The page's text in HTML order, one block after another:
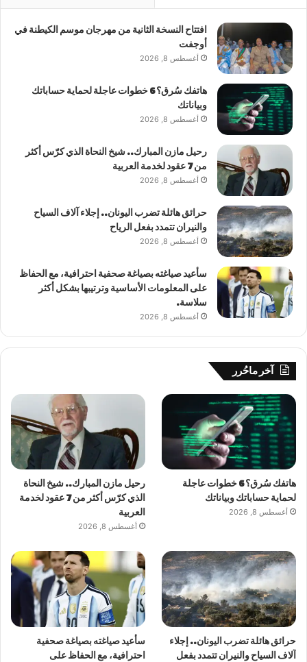
افتتاح النسخة الثانية من مهرجان موسم الكيطنة في
أوجفت
أغسطس 8, 2026
هاتفك سُرق؟ 6 خطوات عاجلة لحماية حساباتك
وبياناتك
أغسطس 8, 2026
رحيل مازن المبارك.. شيخ النحاة الذي كرّس أكثر
من 7 عقود لخدمة العربية
أغسطس 8, 2026
حرائق هائلة تضرب اليونان.. إجلاء آلاف السياح
والنيران تتمدد بفعل الرياح
أغسطس 8, 2026
سأعيد صياغته بصياغة صحفية احترافية، مع الحفاظ
على المعلومات الأساسية وترتيبها بشكل أكثر
سلاسة.
أغسطس 8, 2026
آخر ماحُرر
هاتفك سُرق؟ 6 خطوات عاجلة
لحماية حساباتك وبياناتك
أغسطس 8, 2026
رحيل مازن المبارك.. شيخ النحاة
الذي كرّس أكثر من 7 عقود لخدمة
العربية
أغسطس 8, 2026
حرائق هائلة تضرب اليونان.. إجلاء
آلاف السياح والنيران تتمدد بفعل
سأعيد صياغته بصياغة صحفية
احترافية، مع الحفاظ على